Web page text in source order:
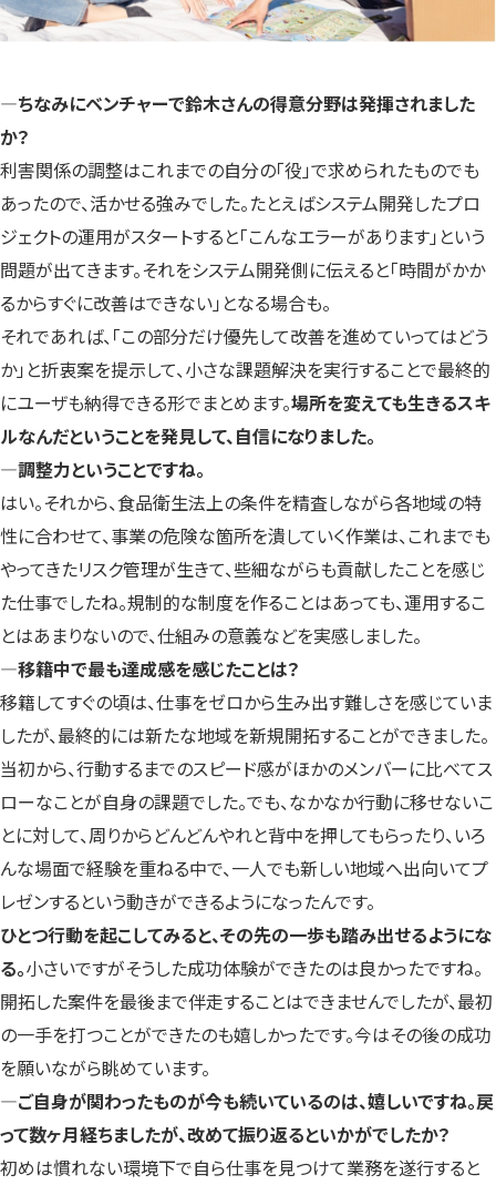
―ちなみにベンチャーで鈴木さんの得意分野は発揮されました
か？
利害関係の調整はこれまでの自分の「役」で求められたものでも
あったので、活かせる強みでした。たとえばシステム開発したプロ
ジェクトの運用がスタートすると「こんなエラーがあります」という
問題が出てきます。それをシステム開発側に伝えると「時間がかか
るからすぐに改善はできない」となる場合も。
それであれば、「この部分だけ優先して改善を進めていってはどう
か」と折衷案を提示して、小さな課題解決を実行することで最終的
にユーザも納得できる形でまとめます。場所を変えても生きるスキ
ルなんだということを発見して、自信になりました。
―調整力ということですね。
はい。それから、食品衛生法上の条件を精査しながら各地域の特
性に合わせて、事業の危険な箇所を潰していく作業は、これまでも
やってきたリスク管理が生きて、些細ながらも貢献したことを感じ
た仕事でしたね。規制的な制度を作ることはあっても、運用するこ
とはあまりないので、仕組みの意義などを実感しました。
―移籍中で最も達成感を感じたことは？
移籍してすぐの頃は、仕事をゼロから生み出す難しさを感じていま
したが、最終的には新たな地域を新規開拓することができました。
当初から、行動するまでのスピード感がほかのメンバーに比べてス
ローなことが自身の課題でした。でも、なかなか行動に移せないこ
とに対して、周りからどんどんやれと背中を押してもらったり、いろ
んな場面で経験を重ねる中で、一人でも新しい地域へ出向いてプ
レゼンするという動きができるようになったんです。
ひとつ行動を起こしてみると、その先の一歩も踏み出せるようにな
る。小さいですがそうした成功体験ができたのは良かったですね。
開拓した案件を最後まで伴走することはできませんでしたが、最初
の一手を打つことができたのも嬉しかったです。今はその後の成功
を願いながら眺めています。
―ご自身が関わったものが今も続いているのは、嬉しいですね。戻
って数ヶ月経ちましたが、改めて振り返るといかがでしたか？
初めは慣れない環境下で自ら仕事を見つけて業務を遂行すると